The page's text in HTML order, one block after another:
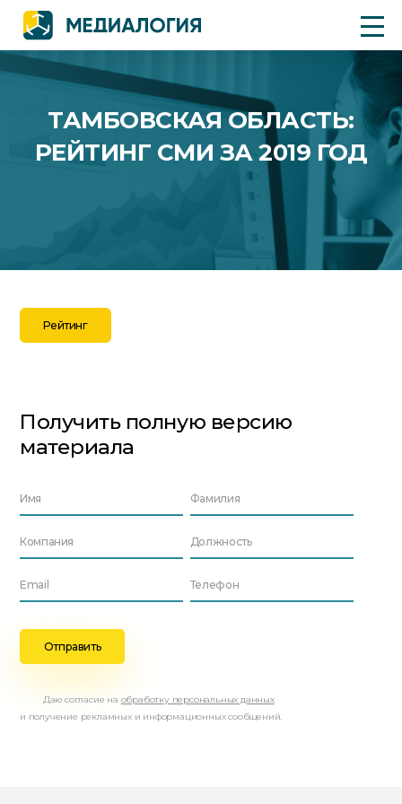
ТАМБОВСКАЯ ОБЛАСТЬ:
РЕЙТИНГ СМИ ЗА 2019 ГОД
Рейтинг
Получить полную версию
материала
Даю согласие на обработку персональных данных
и получение рекламных и информационных сообщений.